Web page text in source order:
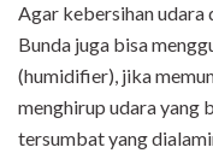
Agar kebersihan udara
Bunda juga bisa
(humidifier), jika
menghirup udara yang
tersumbat yang